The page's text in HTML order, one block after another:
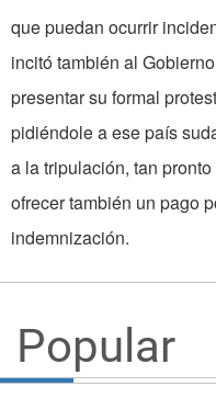
que puedan ocurrir
incitó tam­bién al
presentar su formal
pidiéndole a ese país
a la tripulación, tan
ofrecer también un pago
indemnización.
Popular